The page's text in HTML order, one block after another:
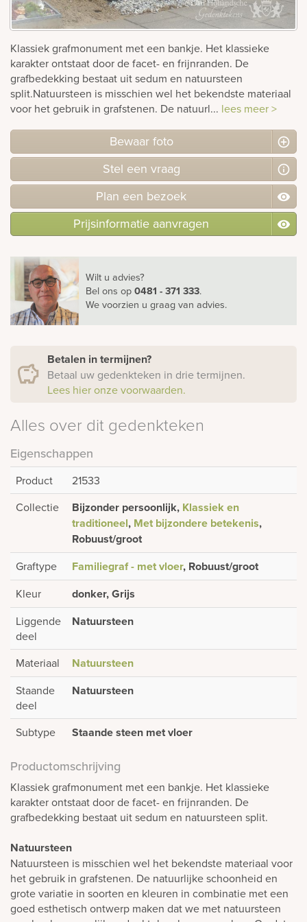
Bekijk
ook:
Klassiek grafmonument met een bankje. Het klassieke
karakter ontstaat door de facet- en frijnranden. De
grafbedekking bestaat uit sedum en natuursteen
split.Natuursteen is misschien wel het bekendste materiaal
voor het gebruik in grafstenen. De natuurl... lees meer >
Bewaar foto
Stel een vraag
Plan een bezoek
Prijsinformatie aanvragen
Wilt u advies?
Bel ons op0481 - 371 333.
We voorzien u graag van advies.
Betalen in termijnen?
Betaal uw gedenkteken in drie termijnen.
Lees hier onze voorwaarden.
Alles over dit gedenkteken
Eigenschappen
Product
21533
Collectie
Bijzonder persoonlijk, Klassiek en
traditioneel, Met bijzondere betekenis,
Robuust/groot
Graftype Familiegraf - met vloer, Robuust/groot
Kleur donker, Grijs
Liggende
deel
Natuursteen
Materiaal Natuursteen
Staande
deel
Natuursteen
Subtype Staande steen met vloer
Productomschrijving
Klassiek grafmonument met een bankje. Het klassieke
karakter ontstaat door de facet- en frijnranden. De
grafbedekking bestaat uit sedum en natuursteen split.
Natuursteen
Natuursteen is misschien wel het bekendste materiaal voor
het gebruik in grafstenen. De natuurlijke schoonheid en
grote variatie in soorten en kleuren in combinatie met een
goed esthetisch ontwerp maken dat we met natuursteen